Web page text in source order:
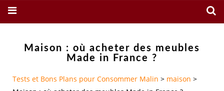
Maison : où acheter des meubles
Made in France ?
Tests et Bons Plans pour Consommer Malin > maison >